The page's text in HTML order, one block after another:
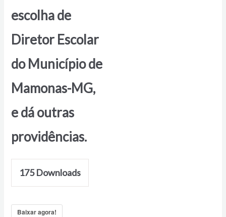
escolha de
Diretor Escolar
do Município de
Mamonas-MG,
e dá outras
providências.
175Downloads
Baixar agora!